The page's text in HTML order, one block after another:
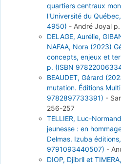
quartiers centraux
l'Université du
4950) - André Joyal
DELAGE, Aurélie,
NAFAA, Nora (2023)
concepts, enjeux et
p. (ISBN
BEAUDET, Gérard
mutation. Éditions
9782897733391) -
256-257
TELLIER, Luc-
jeunesse : en
Delmas. Izuba
9791093440507) -
DIOP, Djibril et